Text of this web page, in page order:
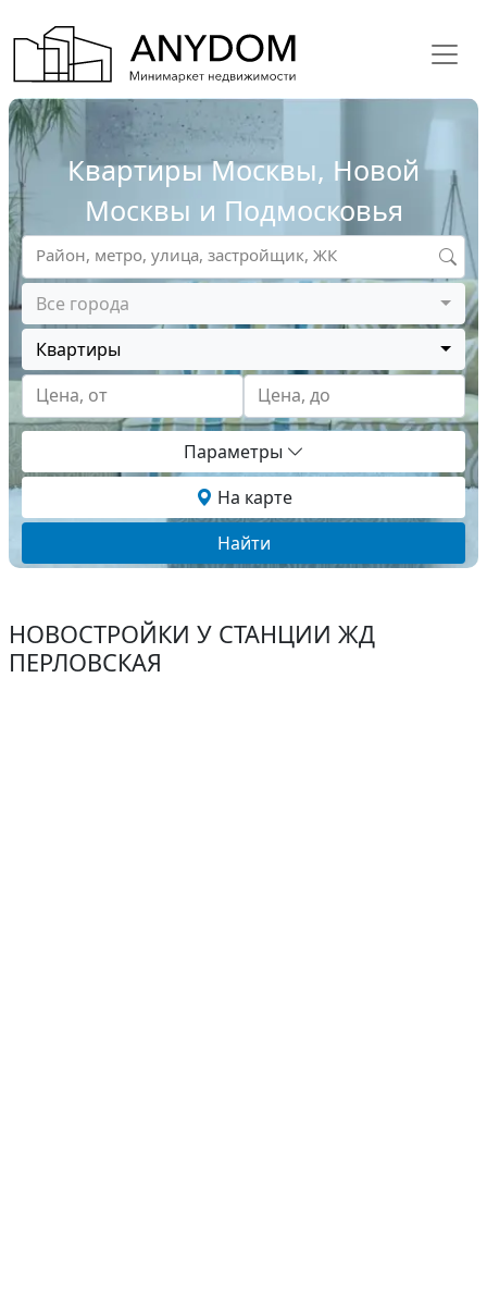
Квартиры Москвы, Новой
Москвы и Подмосковья
Все города
Квартиры
Цена, от
Цена, до
Район, метро, улица, застройщик, ЖК
Параметры
На карте
Найти
НОВОСТРОЙКИ У СТАНЦИИ ЖД
ПЕРЛОВСКАЯ